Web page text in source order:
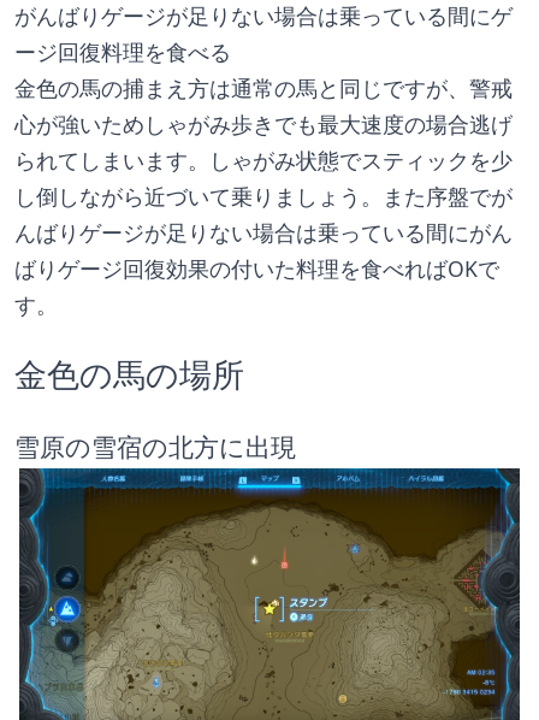
がんばりゲージが足りない場合は乗っている間にゲ
ージ回復料理を食べる
金色の馬の捕まえ方は通常の馬と同じですが、警戒
心が強いためしゃがみ歩きでも最大速度の場合逃げ
られてしまいます。しゃがみ状態でスティックを少
し倒しながら近づいて乗りましょう。また序盤でが
んばりゲージが足りない場合は乗っている間にがん
ばりゲージ回復効果の付いた料理を食べればOKで
す。
金色の馬の場所
雪原の雪宿の北方に出現